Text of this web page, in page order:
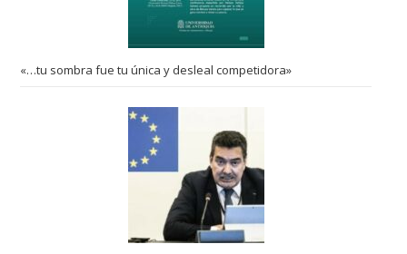
«…tu sombra fue tu única y desleal competidora»